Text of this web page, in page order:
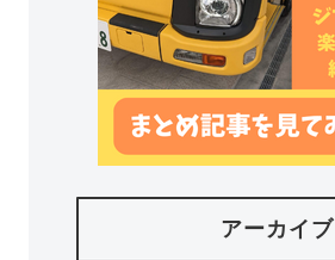
アーカイブ